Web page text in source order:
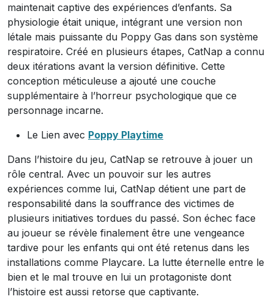
maintenait captive des expériences d’enfants. Sa
physiologie était unique, intégrant une version non
létale mais puissante du Poppy Gas dans son système
respiratoire. Créé en plusieurs étapes, CatNap a connu
deux itérations avant la version définitive. Cette
conception méticuleuse a ajouté une couche
supplémentaire à l’horreur psychologique que ce
personnage incarne.
Le Lien avec Poppy Playtime
Dans l’histoire du jeu, CatNap se retrouve à jouer un
rôle central. Avec un pouvoir sur les autres
expériences comme lui, CatNap détient une part de
responsabilité dans la souffrance des victimes de
plusieurs initiatives tordues du passé. Son échec face
au joueur se révèle finalement être une vengeance
tardive pour les enfants qui ont été retenus dans les
installations comme Playcare. La lutte éternelle entre le
bien et le mal trouve en lui un protagoniste dont
l’histoire est aussi retorse que captivante.